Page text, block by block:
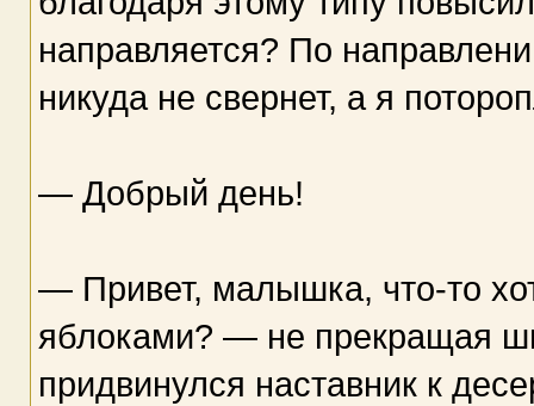
направляется? По
никуда не свернет, а я
— Добрый день!
— Привет, малышка, что-то
яблоками? — не прекращая
придвинулся наставник к